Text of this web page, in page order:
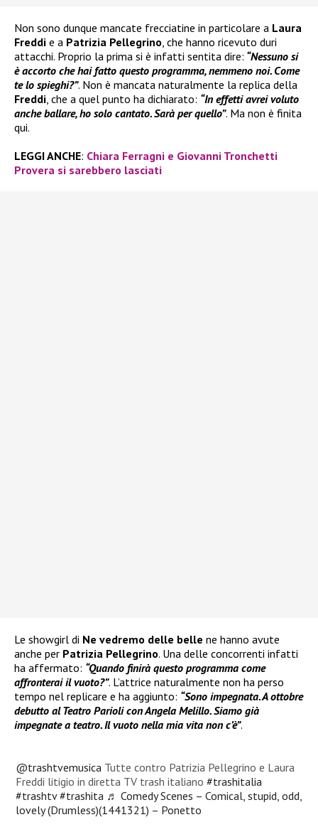
Non sono dunque mancate frecciatine in particolare a Laura
Freddi e a Patrizia Pellegrino, che hanno ricevuto duri
attacchi. Proprio la prima si è infatti sentita dire: “Nessuno si
è accorto che hai fatto questo programma, nemmeno noi. Come
te lo spieghi?”. Non è mancata naturalmente la replica della
Freddi, che a quel punto ha dichiarato: “In effetti avrei voluto
anche ballare, ho solo cantato. Sarà per quello”. Ma non è finita
qui.
LEGGI ANCHE: Chiara Ferragni e Giovanni Tronchetti
Provera si sarebbero lasciati
Le showgirl di Ne vedremo delle belle ne hanno avute
anche per Patrizia Pellegrino. Una delle concorrenti infatti
ha affermato: “Quando finirà questo programma come
affronterai il vuoto?”. L’attrice naturalmente non ha perso
tempo nel replicare e ha aggiunto: “Sono impegnata. A ottobre
debutto al Teatro Parioli con Angela Melillo. Siamo già
impegnate a teatro. Il vuoto nella mia vita non c’è”.
@trashtvemusica Tutte contro Patrizia Pellegrino e Laura
Freddi litigio in diretta TV trash italiano#trashitalia
#trashtv #trashita ♬ Comedy Scenes – Comical, stupid, odd,
lovely (Drumless)(1441321) – Ponetto